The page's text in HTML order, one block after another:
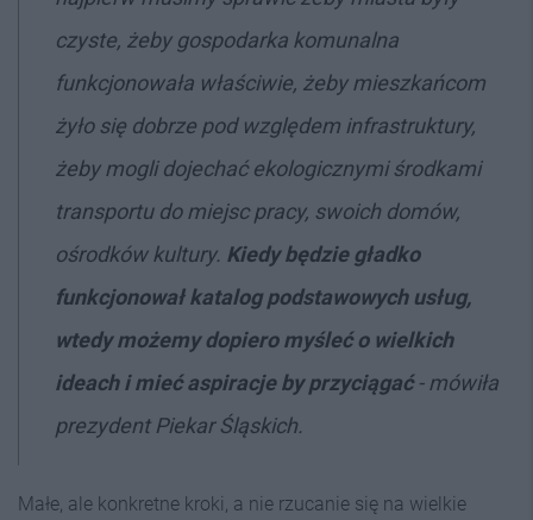
czyste, żeby gospodarka komunalna
funkcjonowała właściwie, żeby mieszkańcom
żyło się dobrze pod względem infrastruktury,
żeby mogli dojechać ekologicznymi środkami
transportu do miejsc pracy, swoich domów,
ośrodków kultury. Kiedy będzie gładko
funkcjonował katalog podstawowych usług,
wtedy możemy dopiero myśleć o wielkich
ideach i mieć aspiracje by przyciągać- mówiła
prezydent Piekar Śląskich.
Małe, ale konkretne kroki, a nie rzucanie się na wielkie